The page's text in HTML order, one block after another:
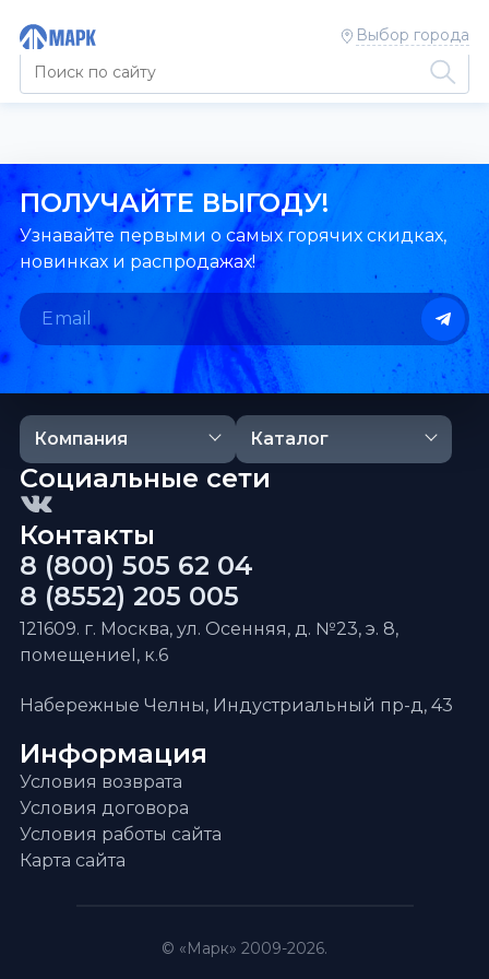
Выбор города
ПОЛУЧАЙТЕ ВЫГОДУ!
Узнавайте первыми о самых горячих скидках,
новинках и распродажах!
Компания Каталог
Информация
Условия возврата
Условия договора
Условия работы сайта
Карта сайта
Контакты
8 (800) 505 62 04
8 (8552) 205 005
121609. г. Москва, ул. Осенняя, д. №23, э. 8,
помещениеI, к.6
Набережные Челны, Индустриальный пр-д, 43
Социальные сети
© «Марк» 2009-2026.